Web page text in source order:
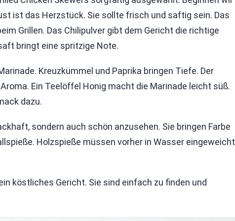
ist das Herzstück. Sie sollte frisch und saftig sein. Das
Grillen. Das Chilipulver gibt dem Gericht die richtige
bringt eine spritzige Note.
Kreuzkümmel und Paprika bringen Tiefe. Der
Ein Teelöffel Honig macht die Marinade leicht süß.
dazu.
sondern auch schön anzusehen. Sie bringen Farbe
Holzspieße müssen vorher in Wasser eingeweicht
köstliches Gericht. Sie sind einfach zu finden und